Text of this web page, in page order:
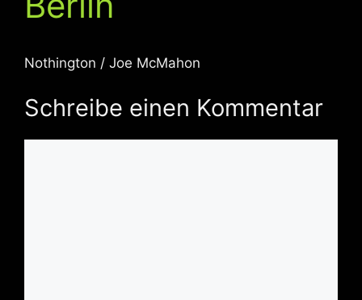
Nothington / Joe McMahon
Schreibe einen Kommentar